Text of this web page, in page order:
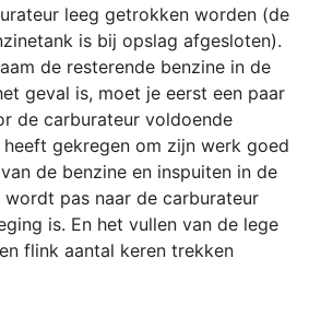
leeg getrokken worden (de
is bij opslag afgesloten).
de resterende benzine in de
geval is, moet je eerst een paar
de carburateur voldoende
gekregen om zijn werk goed
de benzine en inspuiten in de
pas naar de carburateur
is. En het vullen van de lege
flink aantal keren trekken